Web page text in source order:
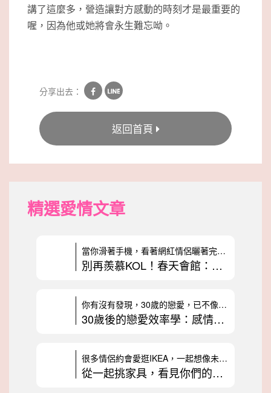
講了這麼多，營造讓對方感動的時刻才是最重要的
喔，因為他或她將會永生難忘呦。
分享出去：
返回首頁
精選愛情文章
當你滑著手機，看著網紅情侶曬著完美無瑕的約會，是不是也曾納悶：為什麼
別再羨慕KOL！春天會館：真實幸福不是拿來表演的
你有沒有發現，30歲的戀愛，已不像年輕時純粹？以前戀愛很單純，只要喜
30歲後的戀愛效率學：感情裡該不該算投資報酬率？
很多情侶約會愛逛IKEA，一起想像未來的家，感覺非常浪漫。不過，交友
從一起挑家具，看見你們的未來：3種情侶價值觀解析